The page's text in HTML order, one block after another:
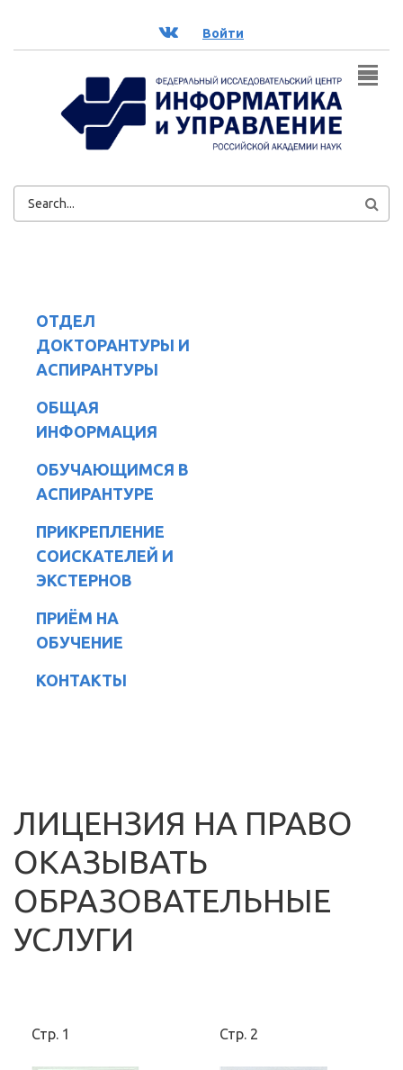
ВК Войти
ФОРМА
ОТДЕЛ
ДОКТОРАНТУРЫ И
АСПИРАНТУРЫ
ОБЩАЯ
ИНФОРМАЦИЯ
ОБУЧАЮЩИМСЯ В
АСПИРАНТУРЕ
ПРИКРЕПЛЕНИЕ
СОИСКАТЕЛЕЙ И
ЭКСТЕРНОВ
ПРИЁМ НА
ОБУЧЕНИЕ
КОНТАКТЫ
ЛИЦЕНЗИЯ НА ПРАВО
ОКАЗЫВАТЬ
ОБРАЗОВАТЕЛЬНЫЕ
УСЛУГИ
Стр. 1 Стр. 2